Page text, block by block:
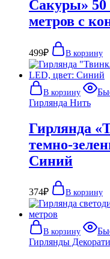
Сакуры»
метров с
499₽ В корзину
В корзину
Гирлянда Нить
Гирлянда
темно-
Синий
374₽ В корзину
В корзину
Гирлянды